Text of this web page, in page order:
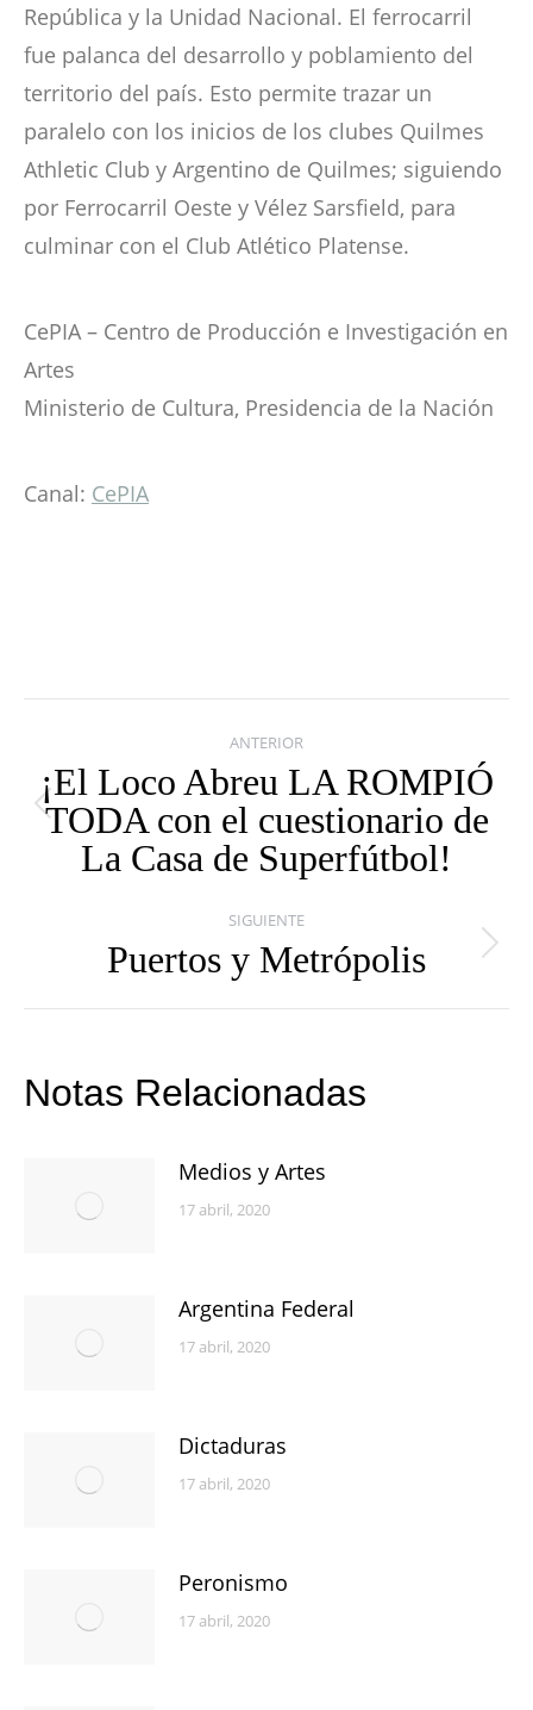
República y la Unidad Nacional. El ferrocarril
fue palanca del desarrollo y poblamiento del
territorio del país. Esto permite trazar un
paralelo con los inicios de los clubes Quilmes
Athletic Club y Argentino de Quilmes; siguiendo
por Ferrocarril Oeste y Vélez Sarsfield, para
culminar con el Club Atlético Platense.
CePIA – Centro de Producción e Investigación en
Artes
Ministerio de Cultura, Presidencia de la Nación
Canal: CePIA
Navegación
entre
publicaciones
ANTERIOR
Publicación
anterior:
¡El Loco Abreu LA ROMPIÓ
TODA con el cuestionario de
La Casa de Superfútbol!
SIGUIENTE
Publicación
Puertos y Metrópolis
Notas Relacionadas
Medios y Artes
17 abril, 2020
Argentina Federal
17 abril, 2020
Dictaduras
17 abril, 2020
Peronismo
17 abril, 2020